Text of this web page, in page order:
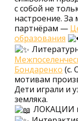
с собой не
настроение. За
партнёрам —
образования
Бондаренко (с.
мотивам
Дети играли и
земляка.
ЛОКАЦИИ